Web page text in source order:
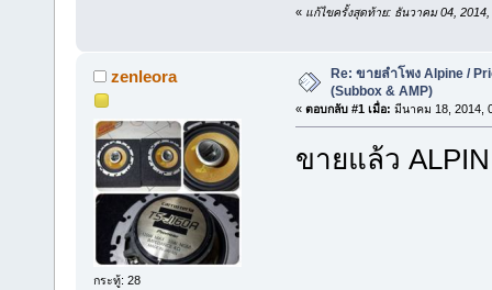
« แก้ไขครั้งสุดท้าย: ธันวาคม 04,
zenleora
กระทู้: 28
Re: ขายลำโพง Alpine /
(Subbox & AMP)
« ตอบกลับ #1 เมื่อ: มีนาคม 18, 2014,
ขายแล้ว